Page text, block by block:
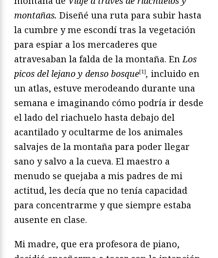
montañas. Diseñé una ruta para subir hasta
la cumbre y me escondí tras la vegetación
para espiar a los mercaderes que
atravesaban la falda de la montaña. EnLos
picos del lejano y denso bosque[1], incluido en
un atlas, estuve merodeando durante una
semana e imaginando cómo podría ir desde
el lado del riachuelo hasta debajo del
acantilado y ocultarme de los animales
salvajes de la montaña para poder llegar
sano y salvo a la cueva. El maestro a
menudo se quejaba a mis padres de mi
actitud, les decía que no tenía capacidad
para concentrarme y que siempre estaba
ausente en clase.
Mi madre, que era profesora de piano,